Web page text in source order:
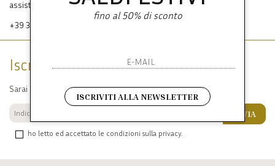
assistenza@etienneabbigliamento.com
+39 333 574 1398
Iscriviti alla newsletter
Sarai sempre aggiornato su offerte e promozioni.
ho letto ed accettato le condizioni sulla privacy.
INVIA
fino al 50% di sconto
ISCRIVITI ALLA NEWSLETTER